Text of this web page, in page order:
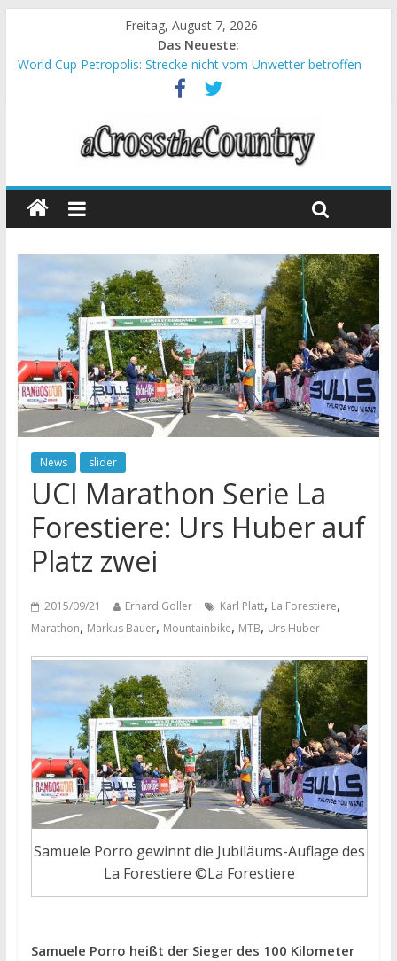
Freitag, August 7, 2026
Das Neueste:
World Cup Petropolis: Strecke nicht vom Unwetter betroffen
Krumbach und Obergessertshausen: Mountainbike-Bundesliga
Supercup Massi Banyoles: Siege für Carod und Richards
Halbzeit beim Andalucia Bike Race: Weltmeister Seewald führt
Chelva: Schweizer Doppelsieg beim ersten XCO-Rennen der
News slider
UCI Marathon Serie La
Forestiere: Urs Huber auf
Platz zwei
2015/09/21 Erhard Goller Karl Platt, La Forestiere,
Marathon, Markus Bauer, Mountainbike, MTB, Urs Huber
Samuele Porro gewinnt die Jubiläums-Auflage des
La Forestiere ©La Forestiere
Samuele Porro heißt der Sieger des 100 Kilometer